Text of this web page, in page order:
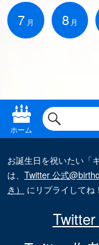
7 月 8 月
ホーム
お誕生日を祝いたい「
は、 Twitter 公式
き）
にリプライしてね